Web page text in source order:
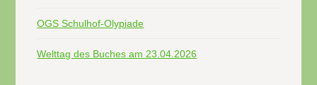
OGS Schulhof-Olypiade
Welttag des Buches am 23.04.2026